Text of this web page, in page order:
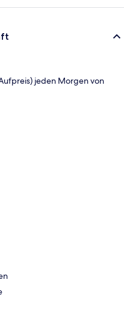
jeden Morgen von